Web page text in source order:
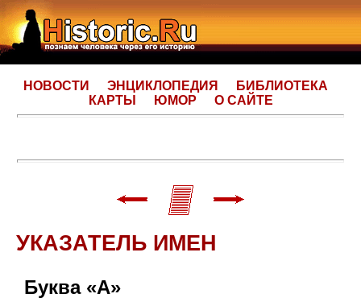
НОВОСТИ ЭНЦИКЛОПЕДИЯ
БИБЛИОТЕКА
КАРТЫ
ЮМОР О САЙТЕ
УКАЗАТЕЛЬ ИМЕН
Буква «А»